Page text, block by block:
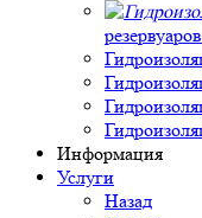
резервуаров
Информация
Услуги
Назад